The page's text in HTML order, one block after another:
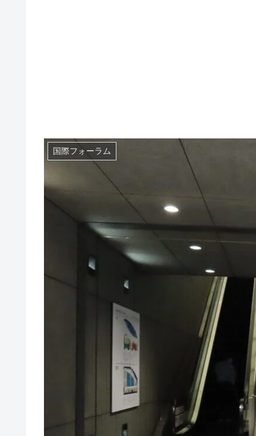
国際フォーラム